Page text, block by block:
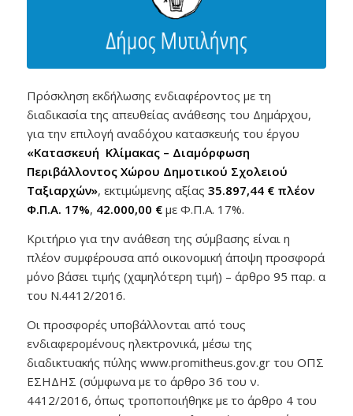
Πρόσκληση εκδήλωσης ενδιαφέροντος με τη
διαδικασία της απευθείας ανάθεσης του Δημάρχου,
για την επιλογή αναδόχου κατασκευής του έργου
«Κατασκευή Κλίμακας – Διαμόρφωση
Περιβάλλοντος Χώρου Δημοτικού Σχολειού
Ταξιαρχών», εκτιμώμενης αξίας 35.897,44 € πλέον
Φ.Π.Α. 17%, 42.000,00 € με Φ.Π.Α. 17%.
Κριτήριο για την ανάθεση της σύμβασης είναι η
πλέον συμφέρουσα από οικονομική άποψη προσφορά
μόνο βάσει τιμής (χαμηλότερη τιμή) – άρθρο 95 παρ. α
του Ν.4412/2016.
Οι προσφορές υποβάλλονται από τους
ενδιαφερομένους ηλεκτρονικά, μέσω της
διαδικτυακής πύλης www.promitheus.gov.gr του ΟΠΣ
ΕΣΗΔΗΣ (σύμφωνα με το άρθρο 36 του ν.
4412/2016, όπως τροποποιήθηκε με το άρθρο 4 του